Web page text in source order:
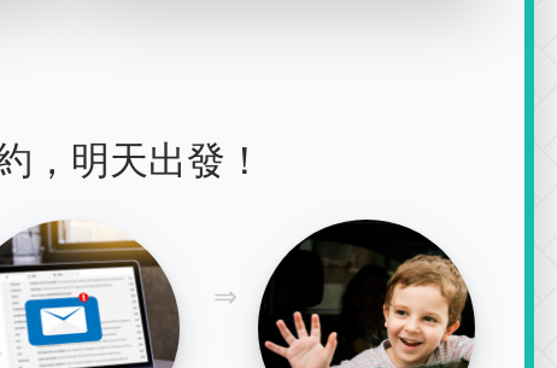
，明天出發！